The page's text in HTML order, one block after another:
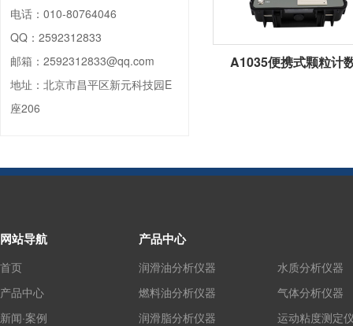
A1035便携式颗粒计
电话： 010-80764046
QQ： 2592312833
邮箱： 2592312833@qq.com
地址： 北京市昌平区新元科技园E
座206
网站导航
首页
产品中心
新闻·案例
产品中心
润滑油分析仪器
燃料油分析仪器
润滑脂分析仪器
水质分析仪器
气体分析仪器
运动粘度测定